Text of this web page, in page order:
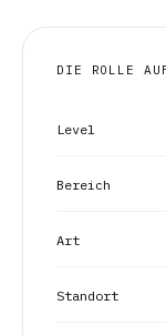
DIE ROLLE
Level
Bereich
Art
Standort